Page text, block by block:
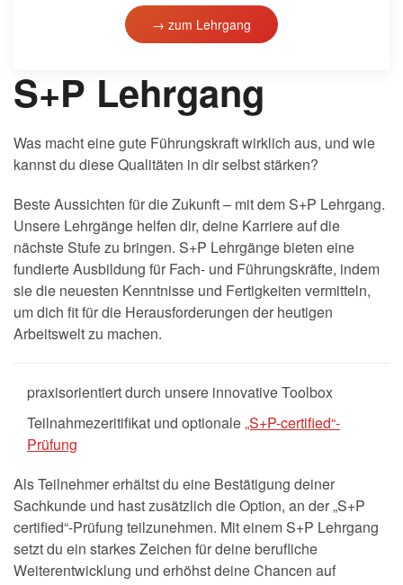
→ zum Lehrgang
S+P Lehrgang
Was macht eine gute Führungskraft wirklich aus, und wie
kannst du diese Qualitäten in dir selbst stärken?
Beste Aussichten für die Zukunft – mit dem S+P Lehrgang.
Unsere Lehrgänge helfen dir, deine Karriere auf die
nächste Stufe zu bringen. S+P Lehrgänge bieten eine
fundierte Ausbildung für Fach- und Führungskräfte, indem
sie die neuesten Kenntnisse und Fertigkeiten vermitteln,
um dich fit für die Herausforderungen der heutigen
Arbeitswelt zu machen.
praxisorientiert durch unsere innovative Toolbox
Teilnahmezeritifikat und optionale„S+P-certified“-
Prüfung
Als Teilnehmer erhältst du eine Bestätigung deiner
Sachkunde und hast zusätzlich die Option, an der „S+P
certified“-Prüfung teilzunehmen. Mit einem S+P Lehrgang
setzt du ein starkes Zeichen für deine berufliche
Weiterentwicklung und erhöhst deine Chancen auf